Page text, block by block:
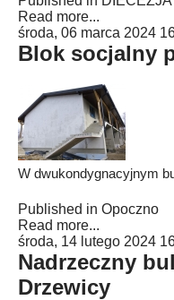
Read more...
środa, 06 marca 2024
Blok socjalny
W dwukondygnacyjnym
Published in Opoczno
Read more...
środa, 14 lutego 2024
Nadrzeczny
Drzewicy